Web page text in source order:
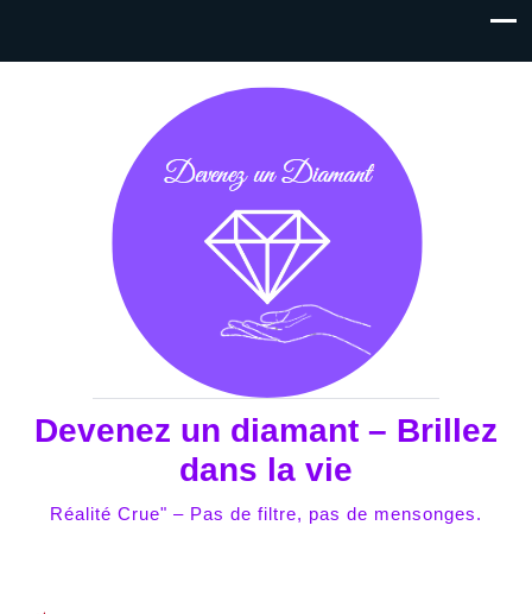
Devenez un diamant – Brillez
dans la vie
Réalité Crue" – Pas de filtre, pas de mensonges.